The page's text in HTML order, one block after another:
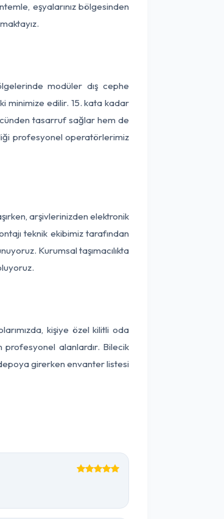
eşyalarınız bölgesinden
modüler dış cephe
minimize edilir. 15. kata kadar
tasarruf sağlar hem de
profesyonel operatörlerimiz
arşivlerinizden elektronik
teknik ekibimiz tarafından
Kurumsal taşımacılıkta
kişiye özel kilitli oda
alanlardır. Bilecik
girerken envanter listesi